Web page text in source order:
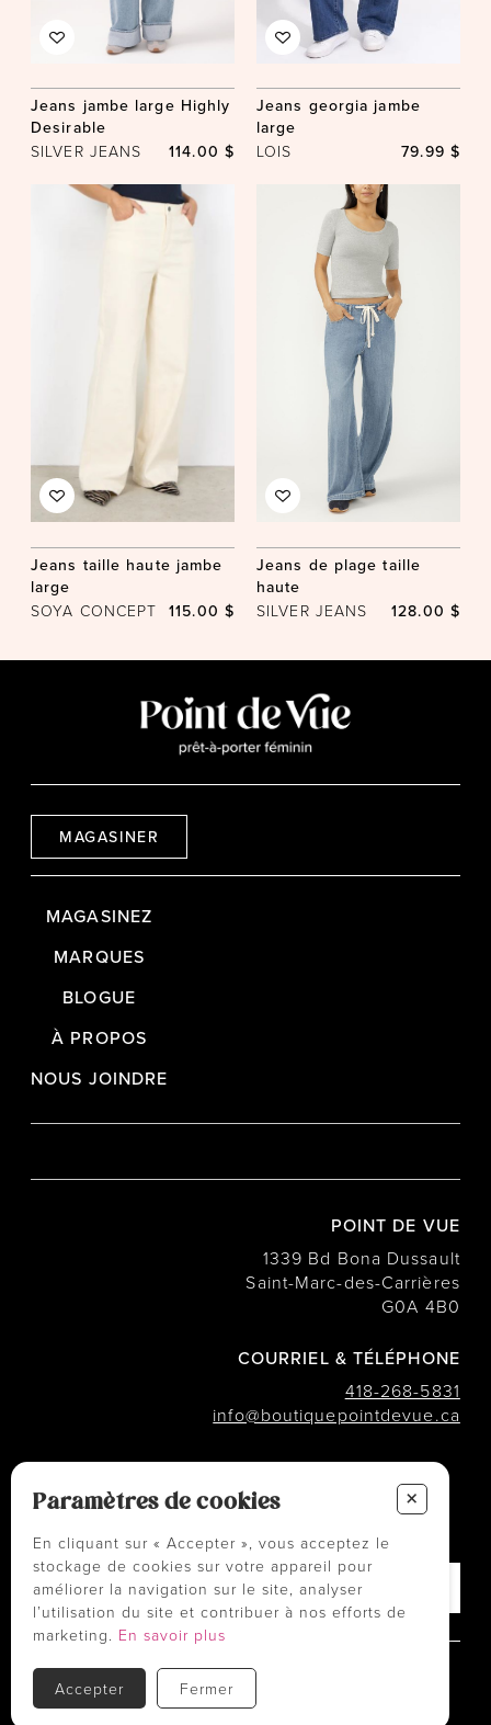
Jeans jambe large Highly
Desirable
SILVER JEANS 114.00 $
Jeans georgia jambe
large
LOIS 79.99 $
Jeans taille haute jambe
large
SOYA CONCEPT 115.00 $
Jeans de plage taille
haute
SILVER JEANS 128.00 $
MAGASINER
MAGASINEZ
MARQUES
BLOGUE
À PROPOS
NOUS JOINDRE
POINT DE VUE
1339 Bd Bona Dussault
Saint-Marc-des-Carrières
G0A 4B0
COURRIEL & TÉLÉPHONE
418-268-5831
info@boutiquepointdevue.ca
Des conseils ? Les tendances ?
Politiques et conditions d'achats
Paramètres de cookies +
En cliquant sur « Accepter », vous acceptez le
stockage de cookies sur votre appareil pour
améliorer la navigation sur le site, analyser
l’utilisation du site et contribuer à nos efforts de
marketing. En savoir plus
Accepter Fermer